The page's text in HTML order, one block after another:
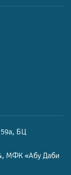
БЦ
МФК «Абу Даби